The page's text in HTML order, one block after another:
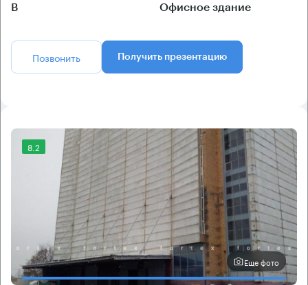
B Офисное здание
Позвонить Получить презентацию
8.2
Еще фото